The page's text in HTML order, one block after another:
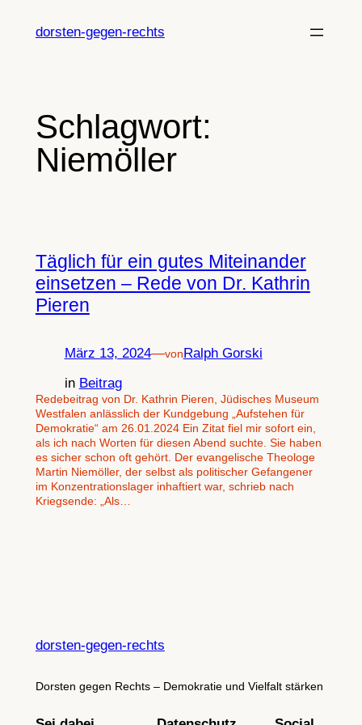
Inhaltdorsten-gegen-rechts
Schlagwort:
Niemöller
Täglich für ein gutes Miteinander
einsetzen – Rede von Dr. Kathrin
Pieren
März 13, 2024—vonRalph Gorski
in Beitrag
Redebeitrag von Dr. Kathrin Pieren, Jüdisches Museum
Westfalen anlässlich der Kundgebung „Aufstehen für
Demokratie“ am 26.01.2024 Ein Zitat fiel mir sofort ein,
als ich nach Worten für diesen Abend suchte. Sie haben
es sicher schon oft gehört. Der evangelische Theologe
Martin Niemöller, der selbst als politischer Gefangener
im Konzentrationslager inhaftiert war, schrieb nach
Kriegsende: „Als…
dorsten-gegen-rechts
Dorsten gegen Rechts – Demokratie und Vielfalt stärken